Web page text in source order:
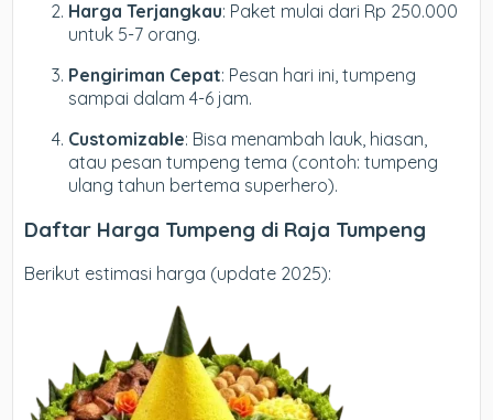
Harga Terjangkau: Paket mulai dari Rp 250.000
untuk 5-7 orang.
Pengiriman Cepat: Pesan hari ini, tumpeng
sampai dalam 4-6 jam.
Customizable: Bisa menambah lauk, hiasan,
atau pesan tumpeng tema (contoh: tumpeng
ulang tahun bertema superhero).
Daftar Harga Tumpeng di Raja Tumpeng
Berikut estimasi harga (update 2025):